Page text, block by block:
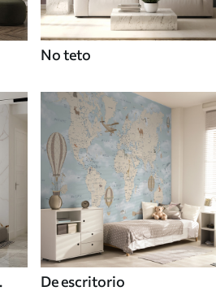
No teto
De escritorio